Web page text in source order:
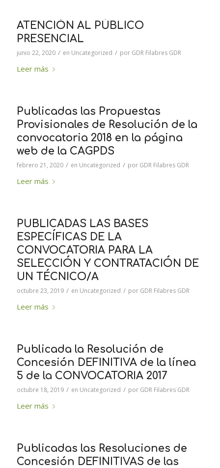
ATENCIÓN AL PÚBLICO
PRESENCIAL
junio 22, 2020 / en Uncategorized / por GDR Filabres GDR
Leer más
Publicadas las Propuestas
Provisionales de Resolución de la
convocatoria 2018 en la página
web de la CAGPDS
febrero 21, 2020 / en Uncategorized / por GDR Filabres GDR
Leer más
PUBLICADAS LAS BASES
ESPECÍFICAS DE LA
CONVOCATORIA PARA LA
SELECCIÓN Y CONTRATACIÓN DE
UN TÉCNICO/A
octubre 23, 2019 / en Uncategorized / por GDR Filabres GDR
Leer más
Publicada la Resolución de
Concesión DEFINITIVA de la línea
5 de la CONVOCATORIA 2017
octubre 18, 2019 / en Uncategorized / por GDR Filabres GDR
Leer más
Publicadas las Resoluciones de
Concesión DEFINITIVAS de las